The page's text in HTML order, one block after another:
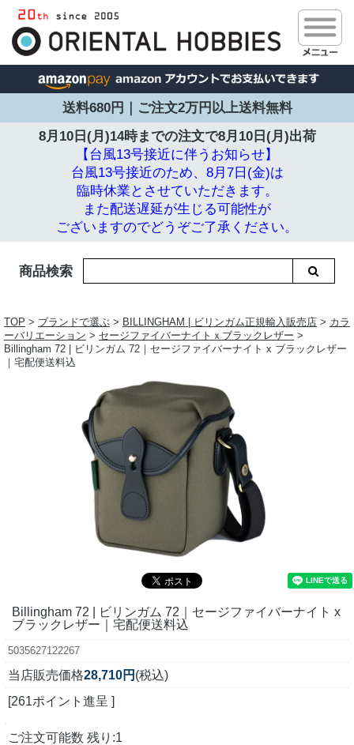
送料680円｜ご注文2万円以上送料無料
8月10日(月)14時までの注文で8月10日(月)出荷
【台風13号接近に伴うお知らせ】
台風13号接近のため、8月7日(金)は
臨時休業とさせていただきます。
また配送遅延が生じる可能性が
ございますのでどうぞご了承ください。
商品検索
TOP > ブランドで選ぶ > BILLINGHAM | ビリンガム正規輸入販売店 > カラ
ーバリエーション > セージファイバーナイトｘブラックレザー >
Billingham 72 | ビリンガム 72｜セージファイバーナイト x ブラックレザー
｜宅配便送料込
Billingham 72 | ビリンガム 72｜セージファイバーナイト x
ブラックレザー｜宅配便送料込
5035627122267
当店販売価格28,710円 (税込)
[261ポイント進呈 ]
ご注文可能数 残り:1